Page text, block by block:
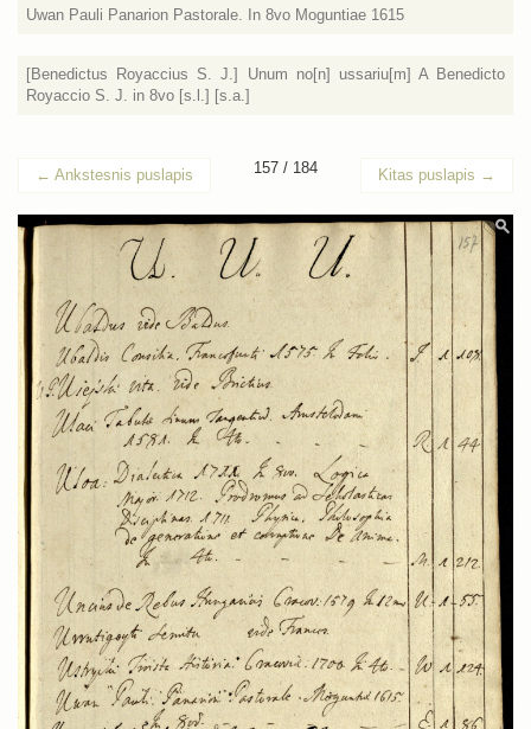
Uwan Pauli Panarion Pastorale. In 8vo Moguntiae 1615
[Benedictus Royaccius S. J.] Unum no[n] ussariu[m] A Benedicto
Royaccio S. J. in 8vo [s.l.] [s.a.]
← Ankstesnis puslapis 157 / 184 Kitas puslapis →